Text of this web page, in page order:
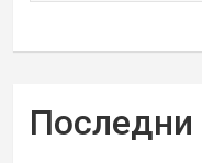
Последни